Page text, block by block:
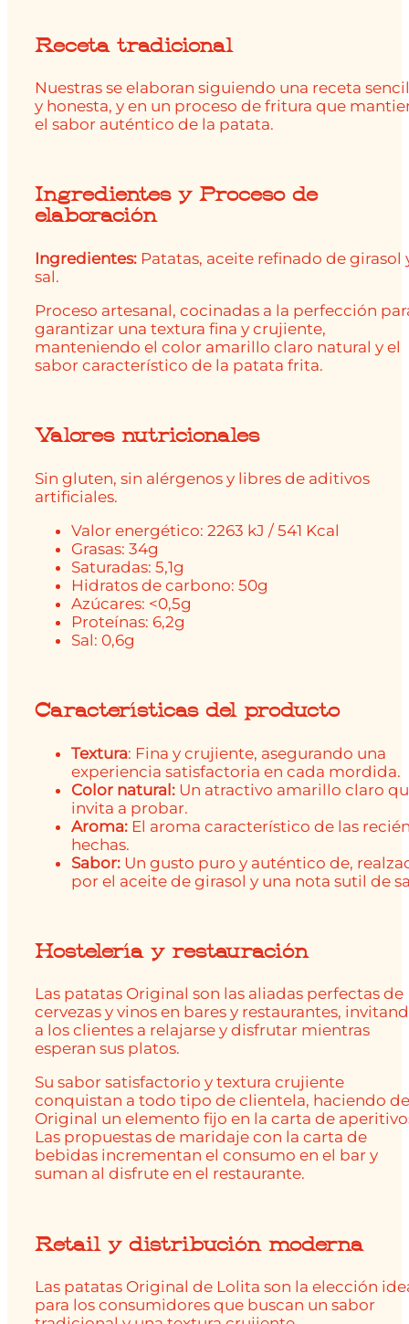
Receta tradicional
Nuestras se elaboran siguiendo una receta
y honesta, y en un proceso de fritura que
el sabor auténtico de la patata.
Ingredientes y Proceso de
elaboración
Ingredientes: Patatas, aceite refinado de girasol
sal.
Proceso artesanal, cocinadas a la perfección
garantizar una textura fina y crujiente,
manteniendo el color amarillo claro natural y el
sabor característico de la patata frita.
Valores nutricionales
Sin gluten, sin alérgenos y libres de aditivos
artificiales.
Valor energético: 2263 kJ / 541 Kcal
Grasas: 34g
Saturadas: 5,1g
Hidratos de carbono: 50g
Azúcares: <0,5g
Proteínas: 6,2g
Sal: 0,6g
Características del producto
Textura: Fina y crujiente, asegurando una
experiencia satisfactoria en cada mordida.
Color natural: Un atractivo amarillo claro
invita a probar.
Aroma: El aroma característico de las
hechas.
Sabor: Un gusto puro y auténtico de,
por el aceite de girasol y una nota sutil de
Hostelería y restauración
Las patatas Original son las aliadas perfectas de
cervezas y vinos en bares y restaurantes,
a los clientes a relajarse y disfrutar mientras
esperan sus platos.
Su sabor satisfactorio y textura crujiente
conquistan a todo tipo de clientela, haciendo
Original un elemento fijo en la carta de
Las propuestas de maridaje con la carta de
bebidas incrementan el consumo en el bar y
suman al disfrute en el restaurante.
Retail y distribución moderna
Las patatas Original de Lolita son la elección
para los consumidores que buscan un sabor